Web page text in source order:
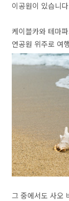
이공원이 있습니
케이블카와 테마
연공원 위주로 여
그 중에서도 사오